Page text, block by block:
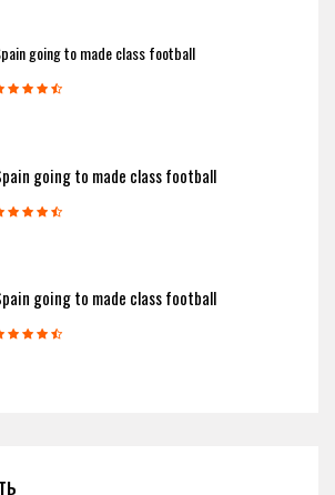
going to made class football
going to made class football
going to made class football